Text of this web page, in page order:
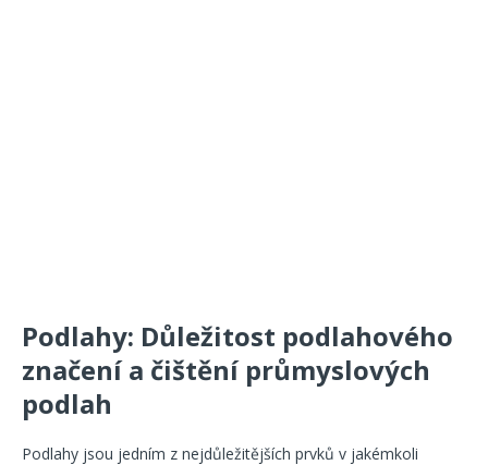
Podlahy: Důležitost podlahového
značení a čištění průmyslových
podlah
Podlahy jsou jedním z nejdůležitějších prvků v jakémkoli